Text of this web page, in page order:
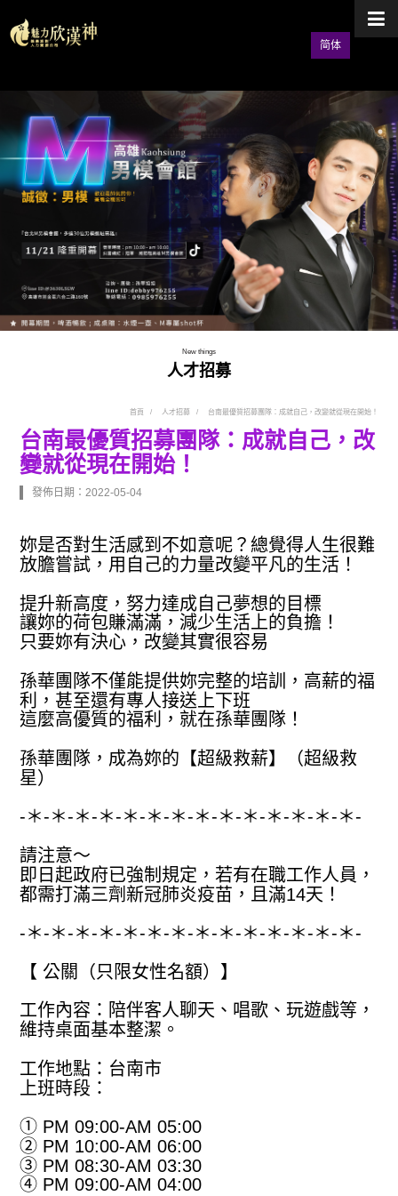
简体
New things
人才招募
首頁 人才招募 台南最優質招募團隊：成就自己，改變就從現在開始！
台南最優質招募團隊：成就自己，改
變就從現在開始！
發佈日期：2022-05-04
妳是否對生活感到不如意呢？總覺得人生很難
放膽嘗試，用自己的力量改變平凡的生活！
提升新高度，努力達成自己夢想的目標
讓妳的荷包賺滿滿，減少生活上的負擔！
只要妳有決心，改變其實很容易
孫華團隊不僅能提供妳完整的培訓，高薪的福
利，甚至還有專人接送上下班
這麼高優質的福利，就在孫華團隊！
孫華團隊，成為妳的【超級救薪】（超級救
星）
-＊-＊-＊-＊-＊-＊-＊-＊-＊-＊-＊-＊-＊-＊-
請注意～
即日起政府已強制規定，若有在職工作人員，
都需打滿三劑新冠肺炎疫苗，且滿14天！
-＊-＊-＊-＊-＊-＊-＊-＊-＊-＊-＊-＊-＊-＊-
【 公關（只限女性名額）】
工作內容：陪伴客人聊天、唱歌、玩遊戲等，
維持桌面基本整潔。
工作地點：台南市
上班時段：
① PM 09:00-AM 05:00
② PM 10:00-AM 06:00
③ PM 08:30-AM 03:30
④ PM 09:00-AM 04:00